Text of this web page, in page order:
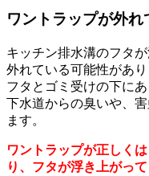
ワントラップが外れ
キッチン排水溝のフタ
外れている可能性があ
フタとゴミ受けの下に
下水道からの臭いや、
ます。
ワントラップが正しく
り、フタが浮き上がっ